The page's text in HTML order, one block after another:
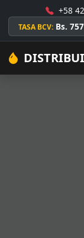
+58
TASA BCV: Bs.